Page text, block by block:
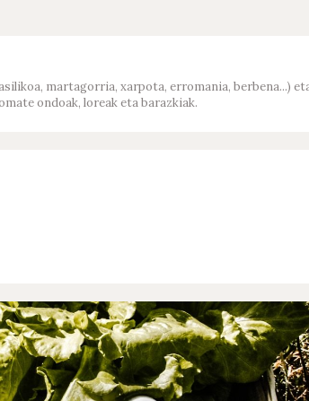
martagorria, xarpota, erromania, berbena...)
ondoak, loreak eta barazkiak.